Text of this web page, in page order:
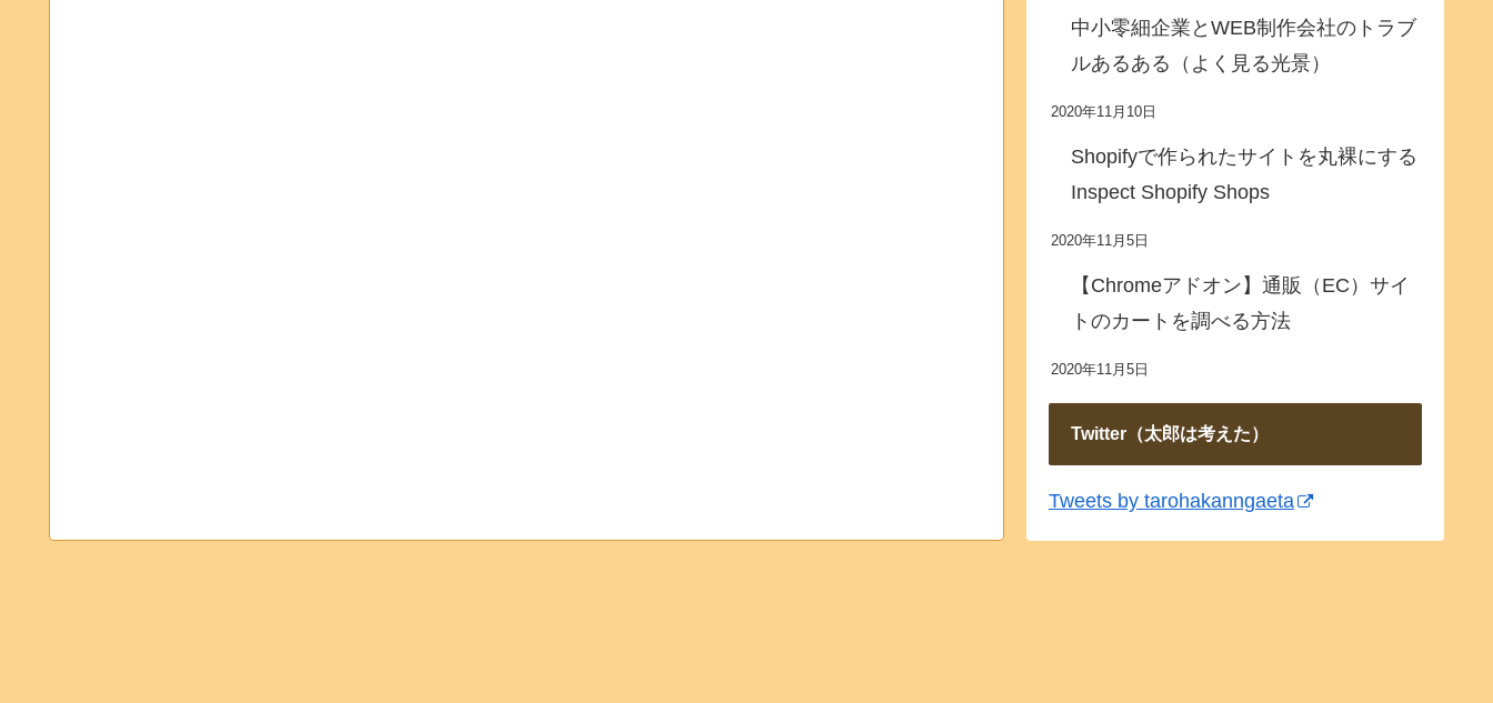
中小零細企業とWEB制作会社のトラブ
ルあるある（よく見る光景）
2020年11月10日
Shopifyで作られたサイトを丸裸にする
Inspect Shopify Shops
2020年11月5日
【Chromeアドオン】通販（EC）サイ
トのカートを調べる方法
2020年11月5日
Twitter（太郎は考えた）
Tweets by tarohakanngaeta